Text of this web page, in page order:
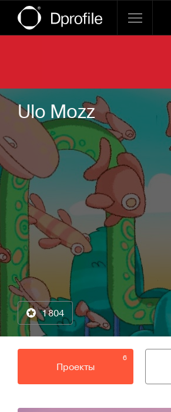
Ulo Mozz
1 804
6
Проекты